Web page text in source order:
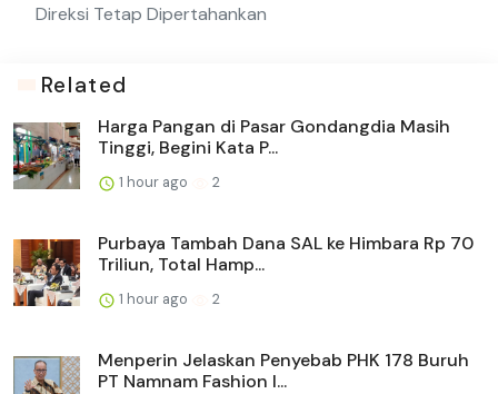
Direksi Tetap Dipertahankan
Related
Harga Pangan di Pasar Gondangdia Masih
Tinggi, Begini Kata P...
1 hour ago 2
Purbaya Tambah Dana SAL ke Himbara Rp 70
Triliun, Total Hamp...
1 hour ago 2
Menperin Jelaskan Penyebab PHK 178 Buruh
PT Namnam Fashion I...